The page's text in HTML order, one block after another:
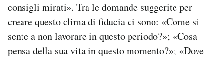
consigli mirati». Tra le domande suggerite per
creare questo clima di fiducia ci sono: «Come si
sente a non lavorare in questo periodo?»; «Cosa
pensa della sua vita in questo momento?»; «Dove